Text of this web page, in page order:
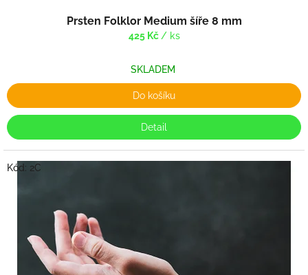
Prsten Folklor Medium šíře 8 mm
425 Kč / ks
SKLADEM
Do košíku
Detail
Kód: 2C